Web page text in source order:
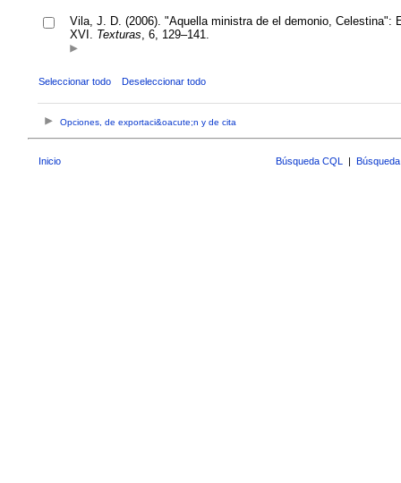
Vila, J. D. (2006). "Aquella ministra de el demonio,
XVI. Texturas , 6, 129–141.
Seleccionar todo Deseleccionar todo
Opciones, de exportaci&oacute;n y de cita
Inicio Búsqueda CQL |